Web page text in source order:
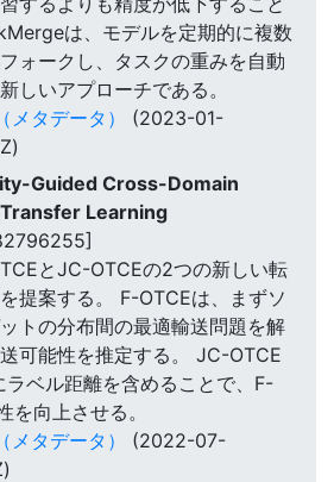
は、モデルを定期的に複数
ォークし、タスクの重みを自動
しいアプローチである。
メタデータ）
(2023-01-
Guided Cross-Domain
Learning
とJC-OTCEの2つの新しい転
提案する。 F-OTCEは、まずソ
トの分布間の最適輸送問題を解
可能性を推定する。 JC-OTCE
ラベル距離を含めることで、F-
を向上させる。
メタデータ）
(2022-07-